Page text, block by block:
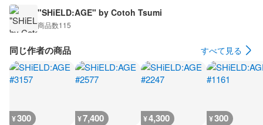
"SHiELD:AGE" by Cotoh Tsumi
商品数115
同じ作者の商品 すべて見る
¥300 ¥7,400 ¥4,300 ¥300